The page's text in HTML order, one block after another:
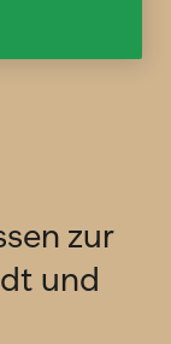
zur
und